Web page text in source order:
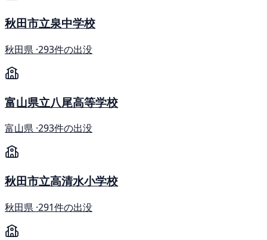
秋田市立泉中学校
秋田県 ·293件の出没
富山県立八尾高等学校
富山県 ·293件の出没
秋田市立高清水小学校
秋田県 ·291件の出没